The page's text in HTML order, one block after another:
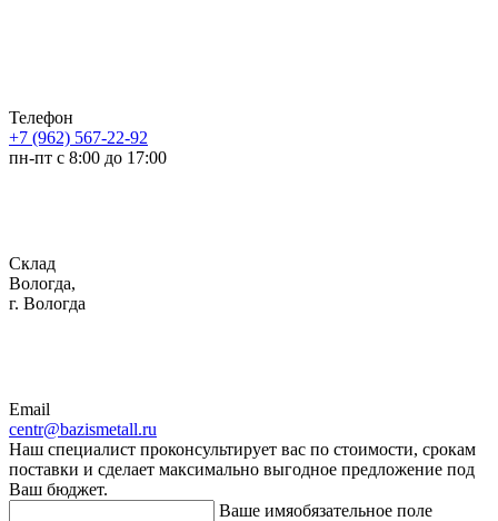
Телефон
+7 (962) 567-22-92
пн-пт с 8:00 до 17:00
Склад
Вологда,
г. Вологда
Email
centr@bazismetall.ru
Наш специалист проконсультирует вас по стоимости, срокам
поставки и сделает максимально выгодное предложение под
Ваш бюджет.
Ваше имяобязательное поле